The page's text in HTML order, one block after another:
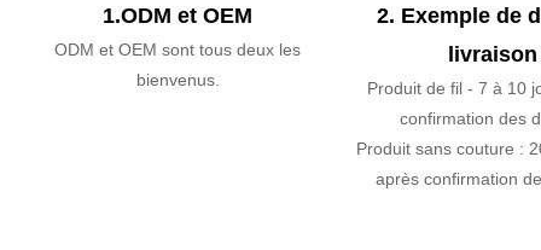
1.ODM et OEM
ODM et OEM sont tous deux les
bienvenus.
2. Exemple de
livraison
Produit de fil - 7 à 10
confirmation des
Produit sans couture :
après confirmation